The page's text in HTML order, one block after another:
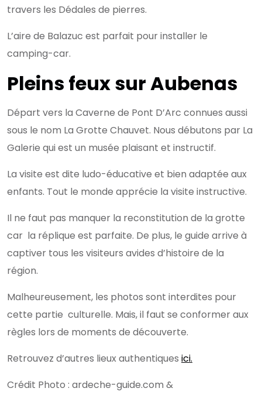
travers les Dédales de pierres.
L’aire de Balazuc est parfait pour installer le
camping-car.
Pleins feux sur Aubenas
Départ vers la Caverne de Pont D’Arc connues aussi
sous le nom La Grotte Chauvet. Nous débutons par La
Galerie qui est un musée plaisant et instructif.
La visite est dite ludo-éducative et bien adaptée aux
enfants. Tout le monde apprécie la visite instructive.
Il ne faut pas manquer la reconstitution de la grotte
car la réplique est parfaite. De plus, le guide arrive à
captiver tous les visiteurs avides d’histoire de la
région.
Malheureusement, les photos sont interdites pour
cette partie culturelle. Mais, il faut se conformer aux
règles lors de moments de découverte.
Retrouvez d’autres lieux authentiques ici.
Crédit Photo : ardeche-guide.com &